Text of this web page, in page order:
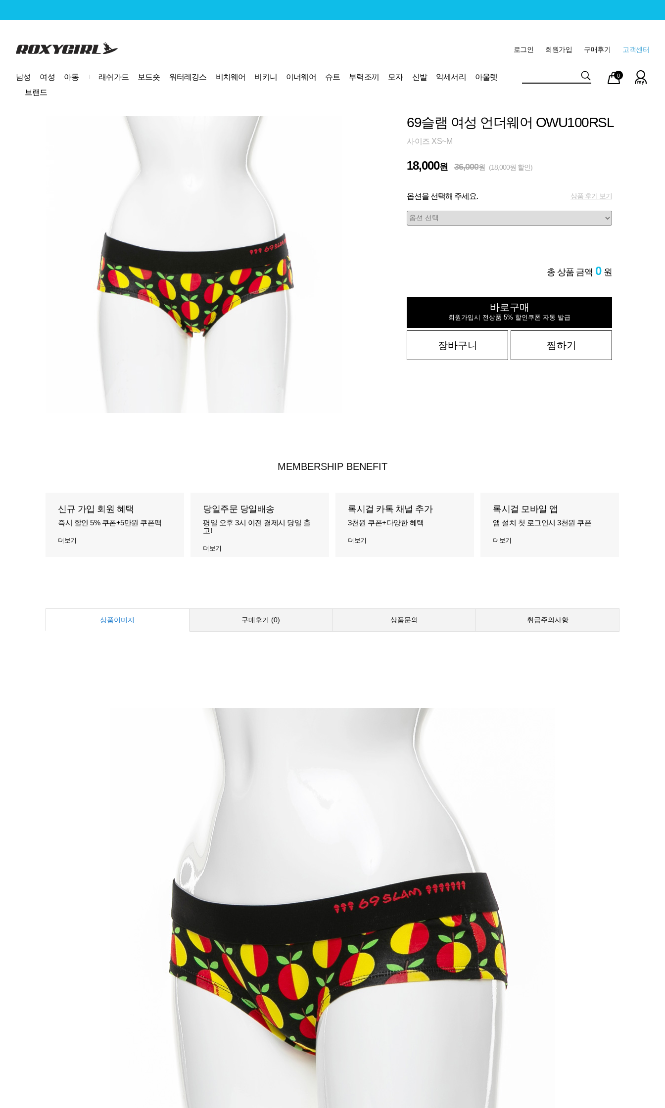
로고 고객센터
구매후기
회원가입
로그인
남성 여성 아동 래쉬가드 보드숏 워터레깅스 비치웨어 비키니 이너웨어 슈트 부력조끼 모자 신발 악세서리
아울렛
브랜드
마이
페이
장바
구니
0
69슬램 여성 언더웨어 OWU100RSL
사이즈 XS~M
18,000원 36,000원 (18,000원 할인)
옵션을 선택해 주세요. 상품 후기 보기
총 상품 금액 0 원
바로구매
회원가입시 전상품 5% 할인쿠폰 자동 발급
장바구니 찜하기
MEMBERSHIP BENEFIT
신규 가입 회원 혜택
즉시 할인 5% 쿠폰+5만원 쿠폰팩
더보기
당일주문 당일배송
평일 오후 3시 이전 결제시 당일 출
고!
더보기
록시걸 카톡 채널 추가
3천원 쿠폰+다양한 혜택
더보기
록시걸 모바일 앱
앱 설치 첫 로그인시 3천원 쿠폰
더보기
상품이미지 구매후기 (0) 상품문의 취급주의사항